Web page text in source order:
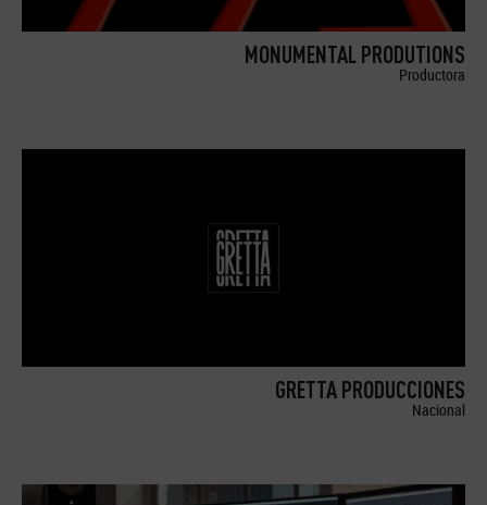
MONUMENTAL PRODUTIONS
Productora
GRETTA PRODUCCIONES
Nacional